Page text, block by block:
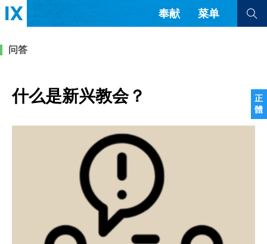
正
體
奉献 菜单
解经式讲道与神学
福音传讲与宣教 成员制与教会纪律
查看全部
查看全部
隐私条款
正體中文
葡萄牙语
达里语
罗马尼亚语
波兰语
越南语
意大利语
德语
问答
什么是新兴教会？